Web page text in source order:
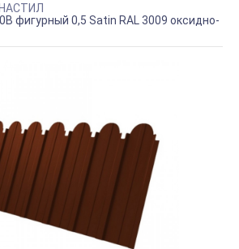
фигурный 0,5 Satin RAL 3009 оксидно-